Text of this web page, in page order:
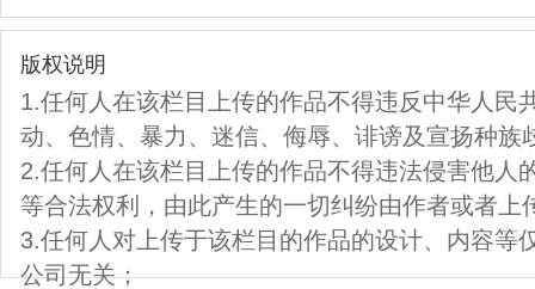
版权说明
1.任何人在该栏目上传的作品不得违反中华人民
动、色情、暴力、迷信、侮辱、诽谤及宣扬种族
2.任何人在该栏目上传的作品不得违法侵害他人
等合法权利，由此产生的一切纠纷由作者或者上
3.任何人对上传于该栏目的作品的设计、内容等
公司无关；